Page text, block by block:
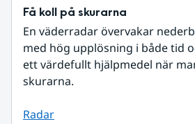
Få koll på skurarna
En väderradar övervakar
med hög upplösning i både tid
ett värdefullt hjälpmedel när
skurarna.
Radar